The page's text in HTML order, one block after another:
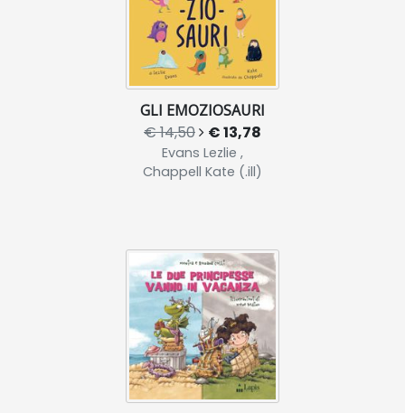
GLI EMOZIOSAURI
€ 14,50 € 13,78
Evans Lezlie ,
Chappell Kate (.ill)